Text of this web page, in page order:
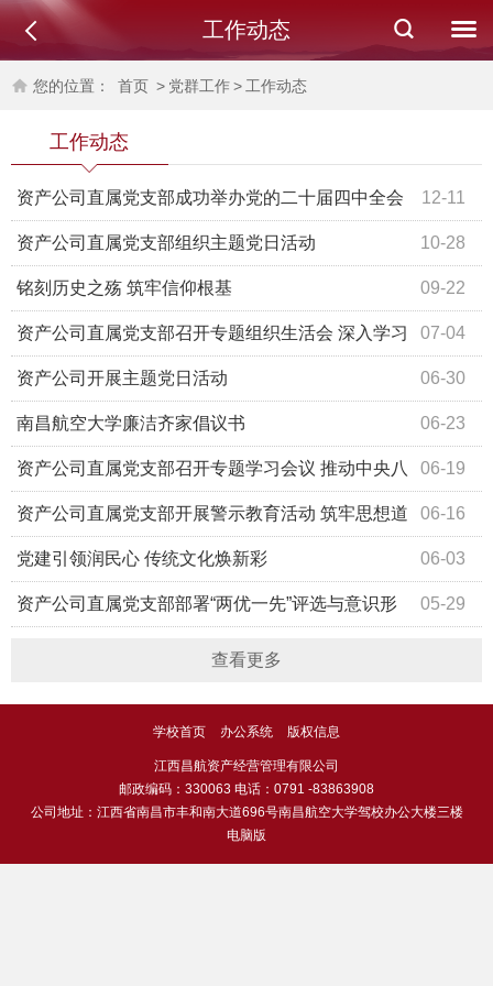
工作动态
您的位置： 首页 > 党群工作> 工作动态
工作动态
12-11
资产公司直属党支部成功举办党的二十届四中全会
精神及《习近平谈治国理政》第五卷宣讲活动 10-28
资产公司直属党支部组织主题党日活动
09-22
铭刻历史之殇 筑牢信仰根基
07-04
资产公司直属党支部召开专题组织生活会 深入学习
党的理论与纪律要求 06-30
资产公司开展主题党日活动
06-23
南昌航空大学廉洁齐家倡议书
06-19
资产公司直属党支部召开专题学习会议 推动中央八
项规定精神学习教育走深走实 06-16
资产公司直属党支部开展警示教育活动 筑牢思想道
德防线 06-03
党建引领润民心 传统文化焕新彩
05-29
资产公司直属党支部部署“两优一先”评选与意识形
查看更多
学校首页 办公系统 版权信息
江西昌航资产经营管理有限公司
邮政编码：330063 电话：0791 -83863908
公司地址：江西省南昌市丰和南大道696号南昌航空大学驾校办公大楼三楼
电脑版